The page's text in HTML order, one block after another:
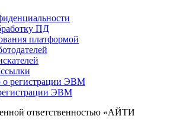
ПД
платформой
о регистрации ЭВМ
ЭВМ
ответственностью «АЙТИ